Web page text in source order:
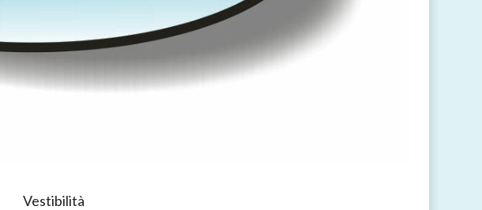
Vestibilità